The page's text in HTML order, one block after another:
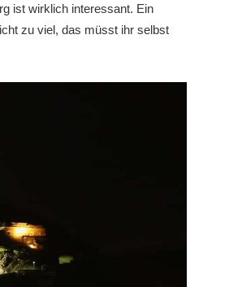
ist wirklich interessant. Ein
zu viel, das müsst ihr selbst